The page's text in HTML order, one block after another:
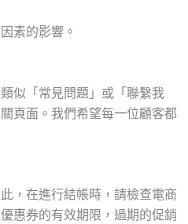
素的影響。
似「常見問題」或「聯繫我
頁面。我們希望每一位顧客都
，在進行結帳時，請檢查電商
惠券的有效期限，過期的促銷